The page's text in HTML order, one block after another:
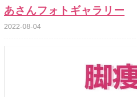
あさんフォトギャラリー
2022-08-04